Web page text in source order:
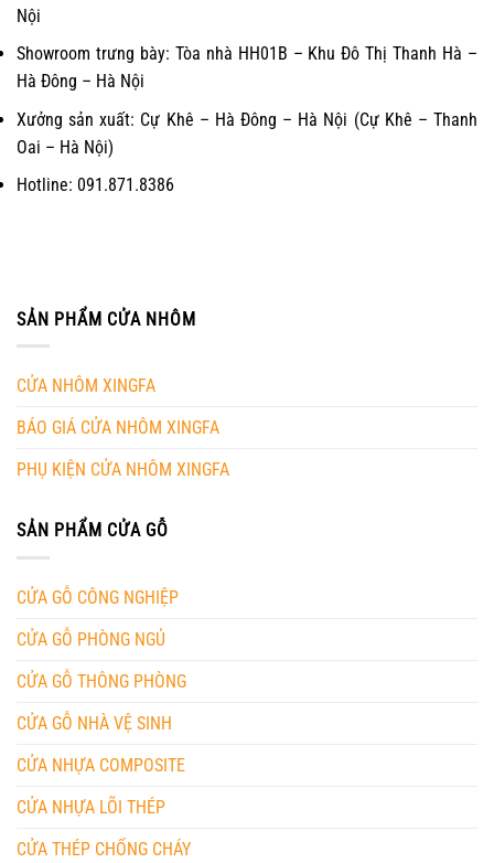
Nội
Showroom trưng bày: Tòa nhà HH01B – Khu Đô Thị Thanh Hà –
Hà Đông – Hà Nội
Xưởng sản xuất: Cự Khê – Hà Đông – Hà Nội (Cự Khê – Thanh
Oai – Hà Nội)
Hotline: 091.871.8386
SẢN PHẨM CỬA NHÔM
CỬA NHÔM XINGFA
BÁO GIÁ CỬA NHÔM XINGFA
PHỤ KIỆN CỬA NHÔM XINGFA
SẢN PHẨM CỬA GỖ
CỬA GỖ CÔNG NGHIỆP
CỬA GỖ PHÒNG NGỦ
CỬA GỖ THÔNG PHÒNG
CỬA GỖ NHÀ VỆ SINH
CỬA NHỰA COMPOSITE
CỬA NHỰA LÕI THÉP
CỬA THÉP CHỐNG CHÁY